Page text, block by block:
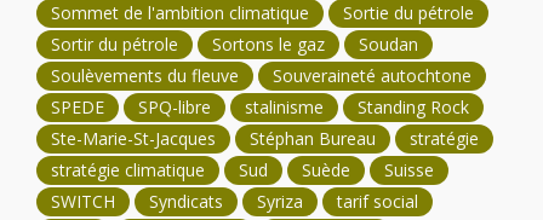
Sommet de l'ambition climatique
Sortie du pétrole
Sortir du pétrole
Sortons le gaz
Soudan
Soulèvements du fleuve
Souveraineté autochtone
SPEDE
SPQ-libre stalinisme
Standing Rock
Ste-Marie-St-Jacques
Stéphan Bureau
stratégie
stratégie climatique
Sud Suède
Suisse
SWITCH
Syndicats Syriza
tarif social